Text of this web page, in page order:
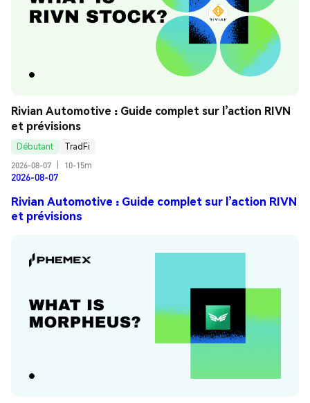
Rivian Automotive : Guide complet sur l’action RIVN
et prévisions
Débutant
TradFi
2026-08-07
10-15m
2026-08-07
Rivian Automotive : Guide complet sur l’action RIVN
et prévisions